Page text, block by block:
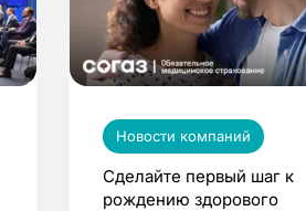
Новости компаний
Сделайте первый шаг к
рождению здорового